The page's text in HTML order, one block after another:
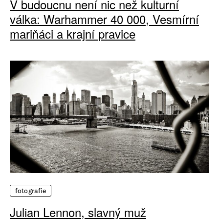
V budoucnu není nic než kulturní
válka: Warhammer 40 000, Vesmírní
mariňáci a krajní pravice
fotografie
Julian Lennon, slavný muž